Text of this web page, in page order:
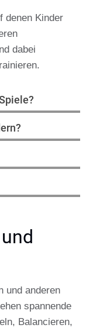
denen Kinder
dabei
und anderen
spannende
Balancieren,